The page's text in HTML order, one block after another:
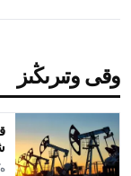
وقى وتىرىڭىز